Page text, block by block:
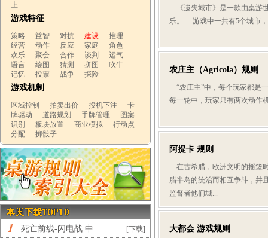
上
游戏特征
策略 益智 对抗 建设
推理
经营
动作 反应 家庭
角色
欢乐
聚会 合作 谈判
运气
语言
绘图 猜测 拼图
吹牛
记忆
投票 战争 探险
游戏机制
区域控制 拍卖出价 投机下注
卡
牌驱动
道路规划 手牌管理
图案
识别
板块放置 商业模拟
行动点
分配
掷骰子
[下载]
死亡前线-闪电战 中...
《遗失城市》是一款由桌游
乐。 游戏中一共有5个城市
农庄主（Agricola）规则
“农庄主”中，每个玩家都是
每一轮中，玩家只有两次动作
阿提卡 规则
在古希腊，欧洲文明的摇篮
腊半岛的统治而相互争斗，并
监督者他们城...
大都会 游戏规则